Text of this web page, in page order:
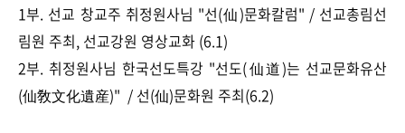
1부. 선교 창교주 취정원사님 "선(仙)문화칼럼" / 선교총림선
림원 주최, 선교강원 영상교화 (6.1)
2부. 취정원사님 한국선도특강 "선도(仙道)는 선교문화유산
(仙敎文化遺産)" / 선(仙)문화원 주최(6.2)​